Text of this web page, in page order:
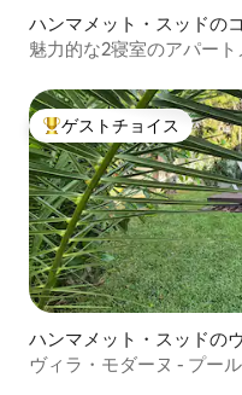
ハンマメット・スッドの
魅力的な2寝室のアパー
大好評のゲストチョイス
ゲストチョイス
ハンマメット・スッドの
ヴィラ・モダーヌ - プー